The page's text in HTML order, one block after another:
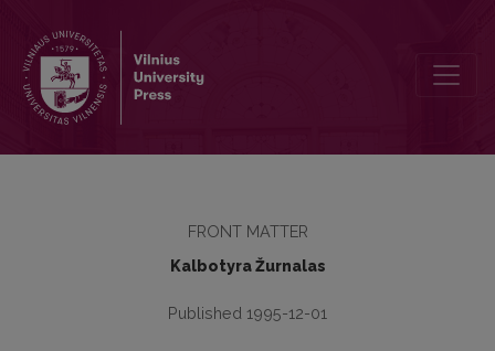
FRONT MATTER
Kalbotyra Žurnalas
Published 1995-12-01